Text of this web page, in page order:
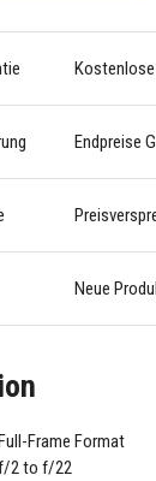
Kostenlose
Endpreise
Neue
Frame Format
f/2 to f/22